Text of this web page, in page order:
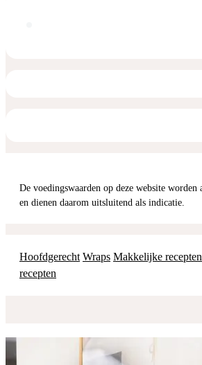
De voedingswaarden op deze website worden automatisch berekend
en dienen daarom uitsluitend als indicatie.
Hoofdgerecht Wraps Makkelijke recepten
recepten